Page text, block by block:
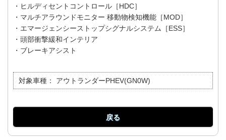
・ヒルディセントコントロール［HDC］
・マルチアラウンドモニター 移動物検知機能［MOD］
・エマージェンシーストップシグナルシステム［ESS］
・頭部衝撃緩和インテリア
・ブレーキアシスト
対象車種： アウトランダーPHEV(GN0W)
戻る